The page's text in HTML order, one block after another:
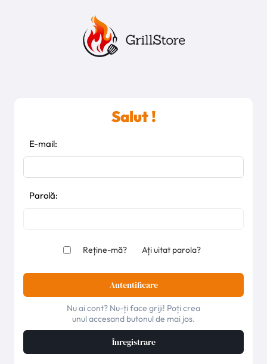
Salut !
E-mail:
Parolă:
Reține-mă? Ați uitat parola?
Autentificare
Nu ai cont? Nu-ți face griji! Poți crea
unul accesand butonul de mai jos.
Înregistrare